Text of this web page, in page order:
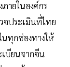
ายในองค์กร
จประเมินที่ไทย
นทุกช่องทางให้
บียนจากจีน